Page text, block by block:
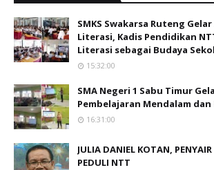
SMKS Swakarsa Ruteng
Literasi, Kadis Pendidikan
Literasi sebagai Budaya
15:32:00
SMA Negeri 1 Sabu Timur
Pembelajaran Mendalam dan
16:31:00
JULIA DANIEL KOTAN, PENYAIR
PEDULI NTT